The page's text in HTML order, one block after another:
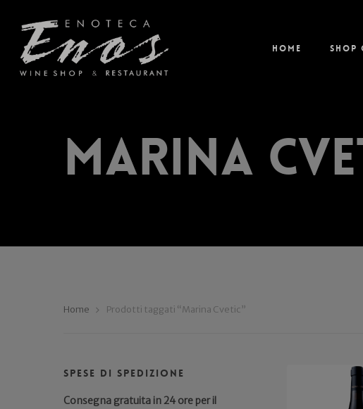
Home Shop
Marina
Home Prodotti taggati “Marina Cvetic”
Spese di spedizione
Consegna gratuita in 24 ore per il